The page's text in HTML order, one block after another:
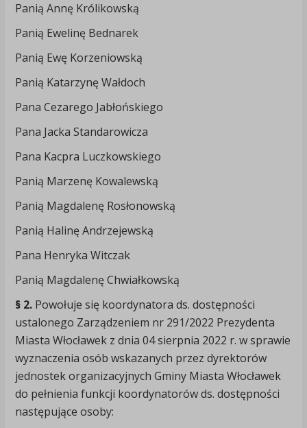
Panią Annę Królikowską
Panią Ewelinę Bednarek
Panią Ewę Korzeniowską
Panią Katarzynę Wałdoch
Pana Cezarego Jabłońskiego
Pana Jacka Standarowicza
Pana Kacpra Luczkowskiego
Panią Marzenę Kowalewską
Panią Magdalenę Rosłonowską
Panią Halinę Andrzejewską
Pana Henryka Witczak
Panią Magdalenę Chwiałkowską
§ 2.Powołuje się koordynatora ds. dostępności
ustalonego Zarządzeniem nr 291/2022 Prezydenta
Miasta Włocławek z dnia 04 sierpnia 2022 r. w sprawie
wyznaczenia osób wskazanych przez dyrektorów
jednostek organizacyjnych Gminy Miasta Włocławek
do pełnienia funkcji koordynatorów ds. dostępności
następujące osoby: